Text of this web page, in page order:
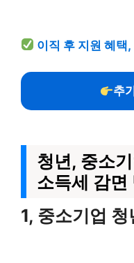
이직 후 지원 혜택
추
청년, 중소
소득세 감면
1, 중소기업